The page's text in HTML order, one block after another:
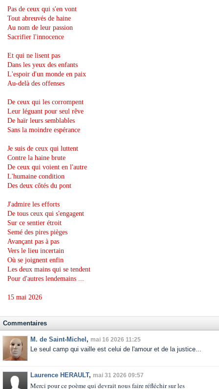
Pas de ceux qui s'en vont
Tout abreuvés de haine
Au nom de leur passion
Sacrifier l'innocence
Et qui ne lisent pas
Dans les yeux des enfants
L'espoir d'un monde en paix
Au-delà des offenses
De ceux qui les corrompent
Leur léguant pour seul rêve
De haïr leurs semblables
Sans la moindre espérance
Je suis de ceux qui luttent
Contre la haine brute
De ceux qui voient en l'autre
L'humaine condition
Des deux côtés du pont
J'admire les efforts
De tous ceux qui s'engagent
Sur ce sentier étroit
Semé des pires pièges
Avançant pas à pas
Vers le lieu incertain
Où se joignent enfin
Les deux mains qui se tendent
Pour d'autres lendemains ...
15 mai 2026
Commentaires
M. de Saint-Michel , mai 16 2026 11:25
Le seul camp qui vaille est celui de l'amour et de la justice...
Laurence HERAULT, mai 31 2026 09:57
Merci pour ce poème qui devrait nous faire réfléchir sur les